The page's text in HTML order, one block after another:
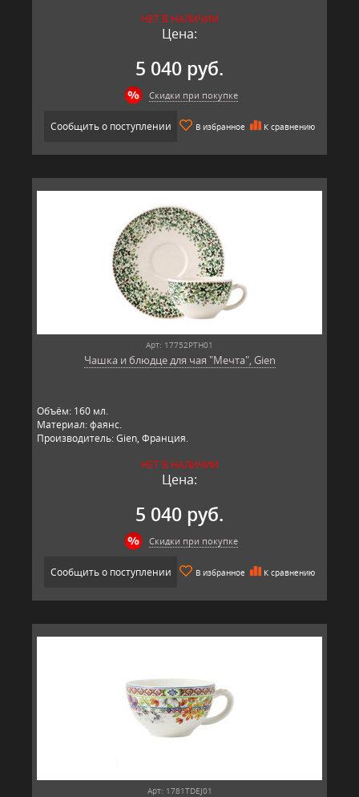
НЕТ В НАЛИЧИИ
Цена:
5 040 руб.
Скидки при покупке
Сообщить о поступлении В избранное К сравнению
Арт: 17752PTH01
Чашка и блюдце для чая "Мечта", Gien
Объём: 160 мл.
Материал: фаянс.
Производитель: Gien, Франция.
НЕТ В НАЛИЧИИ
Цена:
5 040 руб.
Скидки при покупке
Сообщить о поступлении В избранное К сравнению
Арт: 1781TDEJ01